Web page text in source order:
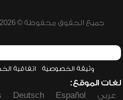
جميع الحقوق محفوظة © 2026 - 1998 لشبكة إسلام ويب
وثيقة الخصوصية اتفاقية
لغات الموقع:
عربي
Español
Deutsch